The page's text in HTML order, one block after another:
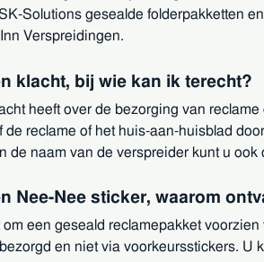
Solutions gesealde folderpakketten
Verspreidingen.
klacht, bij wie kan ik terecht?
heeft over de bezorging van
de reclame of het huis-aan-huisblad
de naam van de verspreider kunt u ook
Nee-Nee sticker, waarom
om een geseald reclamepakket
en niet via voorkeursstickers. U